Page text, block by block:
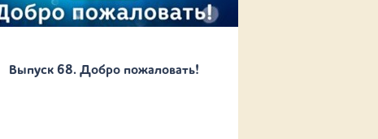
Выпуск 68. Добро пожаловать!